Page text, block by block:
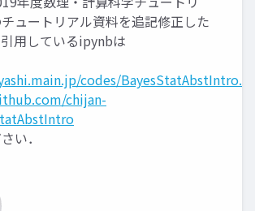
ュートリアル資料を追記修正した
用しているipynbは
codes/
chijan-
い．